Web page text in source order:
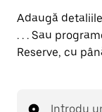
Adaugă
. . . Sau
Reserve, cu
Introdu